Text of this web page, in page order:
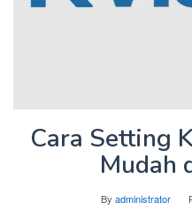
Cara Setting
Mudah
By administrator